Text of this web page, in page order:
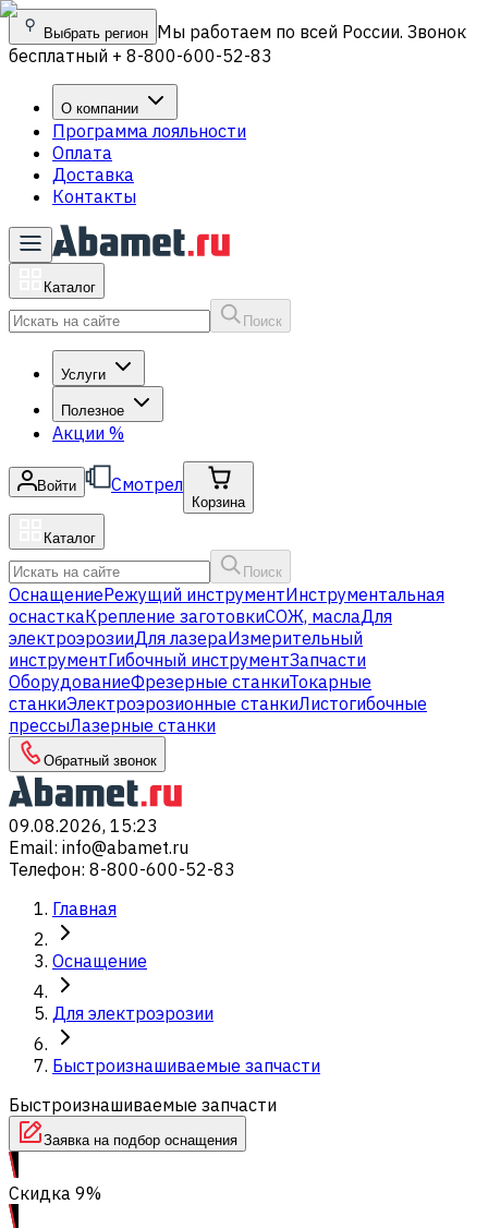
Выбрать регион Мы работаем по всей России. Звонок
бесплатный + 8-800-600-52-83
О компании
Программа лояльности
Оплата
Доставка
Контакты
Каталог
Поиск
Услуги
Полезное
Акции %
Войти Смотрел
Корзина
Каталог
Поиск
ОснащениеРежущий инструментИнструментальная
оснасткаКрепление заготовкиСОЖ, маслаДля
электроэрозииДля лазераИзмерительный
инструментГибочный инструментЗапчасти
ОборудованиеФрезерные станкиТокарные
станкиЭлектроэрозионные станкиЛистогибочные
прессыЛазерные станки
Обратный звонок
09.08.2026, 15:23
Email: info@abamet.ru
Телефон: 8-800-600-52-83
Главная
Оснащение
Для электроэрозии
Быстроизнашиваемые запчасти
Быстроизнашиваемые запчасти
Заявка на подбор оснащения
Скидка 9%